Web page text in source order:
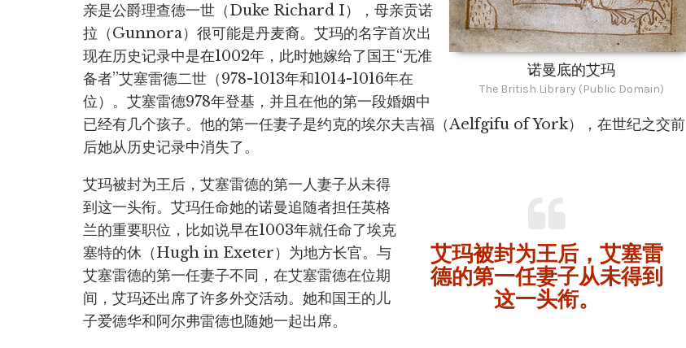
诺曼底的艾玛
The British Library (Public Domain)
亲是公爵理查德一世（Duke Richard I），母亲贡诺
拉（Gunnora）很可能是丹麦裔。艾玛的名字首次出
现在历史记录中是在1002年，此时她嫁给了国王“无准
备者”艾塞雷德二世（978-1013年和1014-1016年在
位）。艾塞雷德978年登基，并且在他的第一段婚姻中
已经有几个孩子。他的第一任妻子是约克的埃尔夫吉福（Aelfgifu of York），在世纪之交前
后她从历史记录中消失了。
艾玛被封为王后，艾塞雷
德的第一任妻子从未得到
这一头衔。
艾玛被封为王后，艾塞雷德的第一人妻子从未得
到这一头衔。艾玛任命她的诺曼追随者担任英格
兰的重要职位，比如说早在1003年就任命了埃克
塞特的休（Hugh in Exeter）为地方长官。与
艾塞雷德的第一任妻子不同，在艾塞雷德在位期
间，艾玛还出席了许多外交活动。她和国王的儿
子爱德华和阿尔弗雷德也随她一起出席。